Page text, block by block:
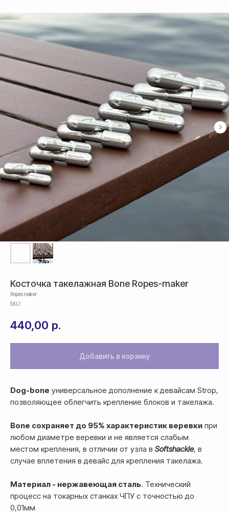
Косточка такелажная Bone Ropes-maker
Ropes maker
SKU:
440,00 р.
Добавить в корзину
Dog-bone универсальное дополнение к девайсам Strop,
позволяющее облегчить крепление блоков и такелажа.
Bone сохраняет до 95% характеристик веревки при
любом диаметре веревки и не является слабым
местом крепления, в отличии от узла в Softshackle, в
случае вплетения в девайс для крепления такелажа.
Материал - нержавеющая сталь. Технический
процесс на токарных станках ЧПУ с точностью до
0,01мм